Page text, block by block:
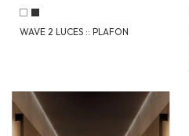
WAVE 2 LUCES :: PLAFON